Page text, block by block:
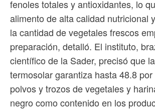
fenoles totales y antioxidantes, lo
alimento de alta calidad nutricional
la cantidad de vegetales frescos
preparación, detalló. El instituto,
científico de la Sader, precisó que
termosolar garantiza hasta 48.8
polvos y trozos de vegetales y
negro como contenido en los